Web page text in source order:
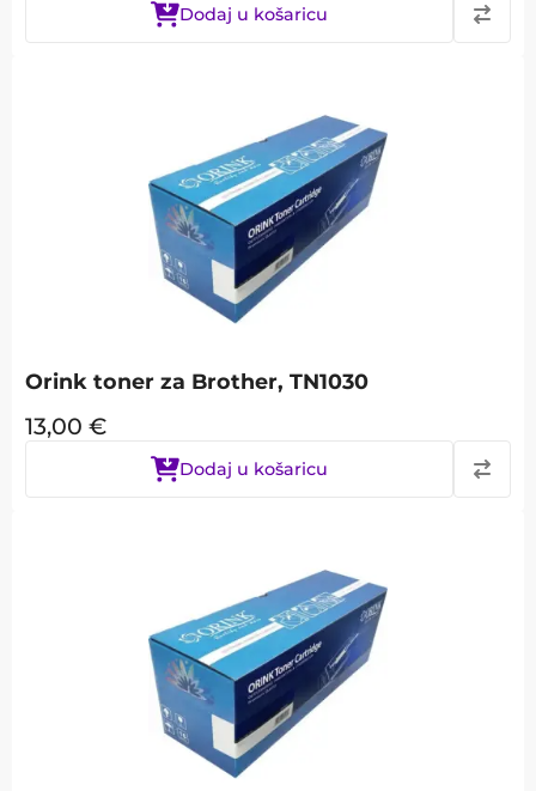
Dodaj u košaricu
Orink toner za Brother, TN1030
13,00 €
Dodaj u košaricu